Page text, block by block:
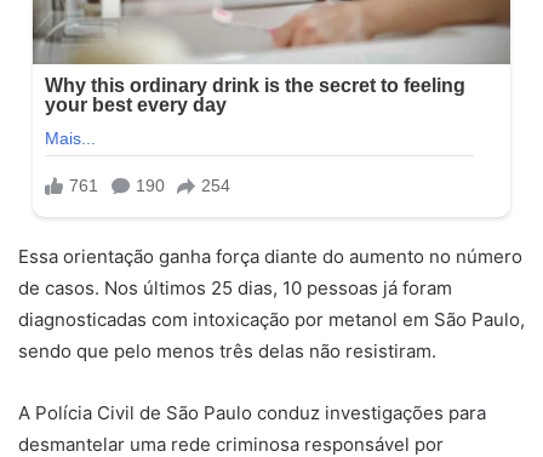
Essa orientação ganha força diante do aumento no número
de casos. Nos últimos 25 dias, 10 pessoas já foram
diagnosticadas com intoxicação por metanol em São Paulo,
sendo que pelo menos três delas não resistiram.
A Polícia Civil de São Paulo conduz investigações para
desmantelar uma rede criminosa responsável por